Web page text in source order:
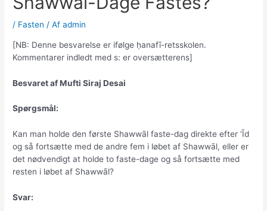
/ Fasten / Afadmin
[NB: Denne besvarelse er ifølge ḥanafī-retsskolen.
Kommentarer indledt med s: er oversætterens]
Besvaret af Mufti Siraj Desai
Spørgsmål:
Kan man holde den første Shawwāl faste-dag direkte efter ‘Īd
og så fortsætte med de andre fem i løbet af Shawwāl, eller er
det nødvendigt at holde to faste-dage og så fortsætte med
resten i løbet af Shawwāl?
Svar: